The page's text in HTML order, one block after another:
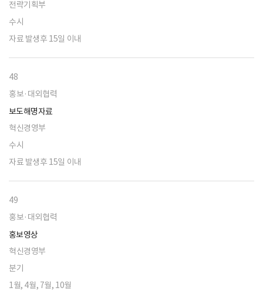
전략기획부
수시
자료 발생후 15일 이내
48
홍보·대외협력
보도해명자료
혁신경영부
수시
자료 발생후 15일 이내
49
홍보·대외협력
홍보영상
혁신경영부
분기
1월, 4월, 7월, 10월